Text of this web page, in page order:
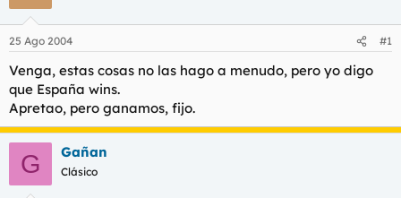
25 Ago 2004 #1
Venga, estas cosas no las hago a menudo, pero yo digo
que España wins.
Apretao, pero ganamos, fijo.
G Gañan
Clásico